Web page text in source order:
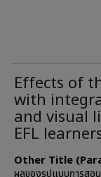
Effects of
with
and visual
EFL
Other Title
ผลของรูปแบบการสอ